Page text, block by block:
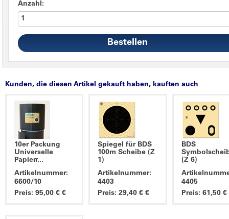
Anzahl:
Kunden, die diesen Artikel gekauft haben, kauften auch
10er Packung
Universelle
Papierr...
Artikelnummer:
6600/10
Preis: 95,00 € €
Spiegel für BDS
100m Scheibe (Z
1)
Artikelnummer:
4403
Preis: 29,40 € €
BDS
(Z 6)
4405
Preis: 61,50 €